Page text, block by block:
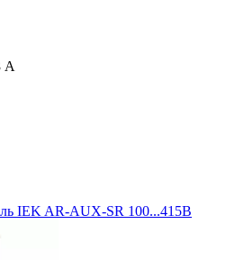
А
IEK AR-AUX-SR 100...415В